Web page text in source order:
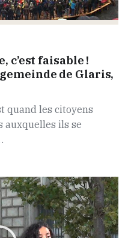
c’est faisable !
de Glaris,
quand les citoyens
auxquelles ils se